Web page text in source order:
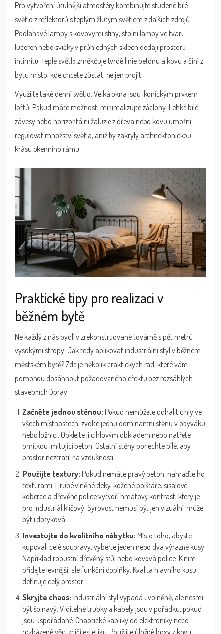
Pro vytvoření útulnější atmosféry kombinujte studené bílé
světlo z reflektorů s teplým žlutým světlem z dalších zdrojů.
Podlahové lampy s kovovými stíny, stolní lampy ve tvaru
luceren nebo svíčky v průhledných sklech dodají prostoru
intimitu. Teplé světlo změkčuje tvrdé linie betonu a kovu a činí z
bytu místo, kde chcete zůstat, ne jen projít.
Využijte také denní světlo. Velká okna jsou ikonickým prvkem
loftů. Pokud máte možnost, minimalizujte záclony. Lehké bílé
závesy nebo horizontální žaluzie z dřeva nebo kovu umožní
regulovat množství světla, aniž by zakryly architektonickou
krásu okenního rámu.
Praktické tipy pro realizaci v
běžném bytě
Ne každý z nás bydlí v zrekonstruované továrně s pět metrů
vysokými stropy. Jak tedy aplikovat industriální styl v běžném
městském bytě? Zde je několik praktických rad, které vám
pomohou dosáhnout požadovaného efektu bez rozsáhlých
stavebních úprav.
Začněte jednou stěnou: Pokud nemůžete odhalit cihly ve
všech místnostech, zvolte jednu dominantní stěnu v obýváku
nebo ložnici. Obklejte ji cihlovým obkladem nebo natřete
omítkou imitující beton. Ostatní stěny ponechte bílé, aby
prostor neztratil na vzdušnosti.
Použijte textury: Pokud nemáte pravý beton, nahraďte ho
texturami. Hrubé vlněné deky, kožené polštáře, sisalové
koberce a dřevěné police vytvoří hmatový kontrast, který je
pro industriál klíčový. Syrovost nemusí být jen vizuální, může
být i dotyková.
Investujte do kvalitního nábytku: Místo toho, abyste
kupovali celé soupravy, vyberte jeden nebo dva výrazné kusy.
Například robustní dřevěný stůl nebo kovová police. K nim
přidejte levnější, ale funkční doplňky. Kvalita hlavního kusu
definuje celý prostor.
Skryjte chaos: Industriální styl vypadá uvolněně, ale nesmí
být špinavý. Viditelné trubky a kabely jsou v pořádku, pokud
jsou uspořádané. Chaotické kablíky od elektroniky nebo
rozházené věci zničí estetiku. Použijte úložné boxy z kovu